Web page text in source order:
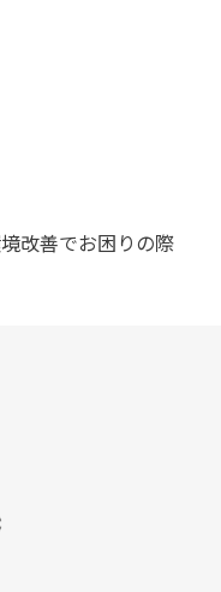
可能
改善でお困りの際